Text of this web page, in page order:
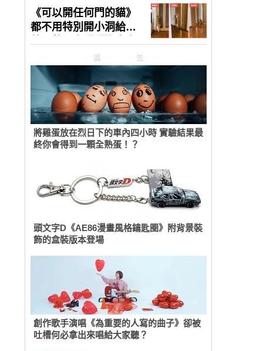
廣告
將雞蛋放在烈日下的車內四小時 實驗結果最
終你會得到一顆全熟蛋！？
頭文字D《AE86漫畫風格鑰匙圈》附背景裝
飾的盒裝版本登場
創作歌手演唱《為重要的人寫的曲子》卻被
吐槽何必拿出來唱給大家聽？